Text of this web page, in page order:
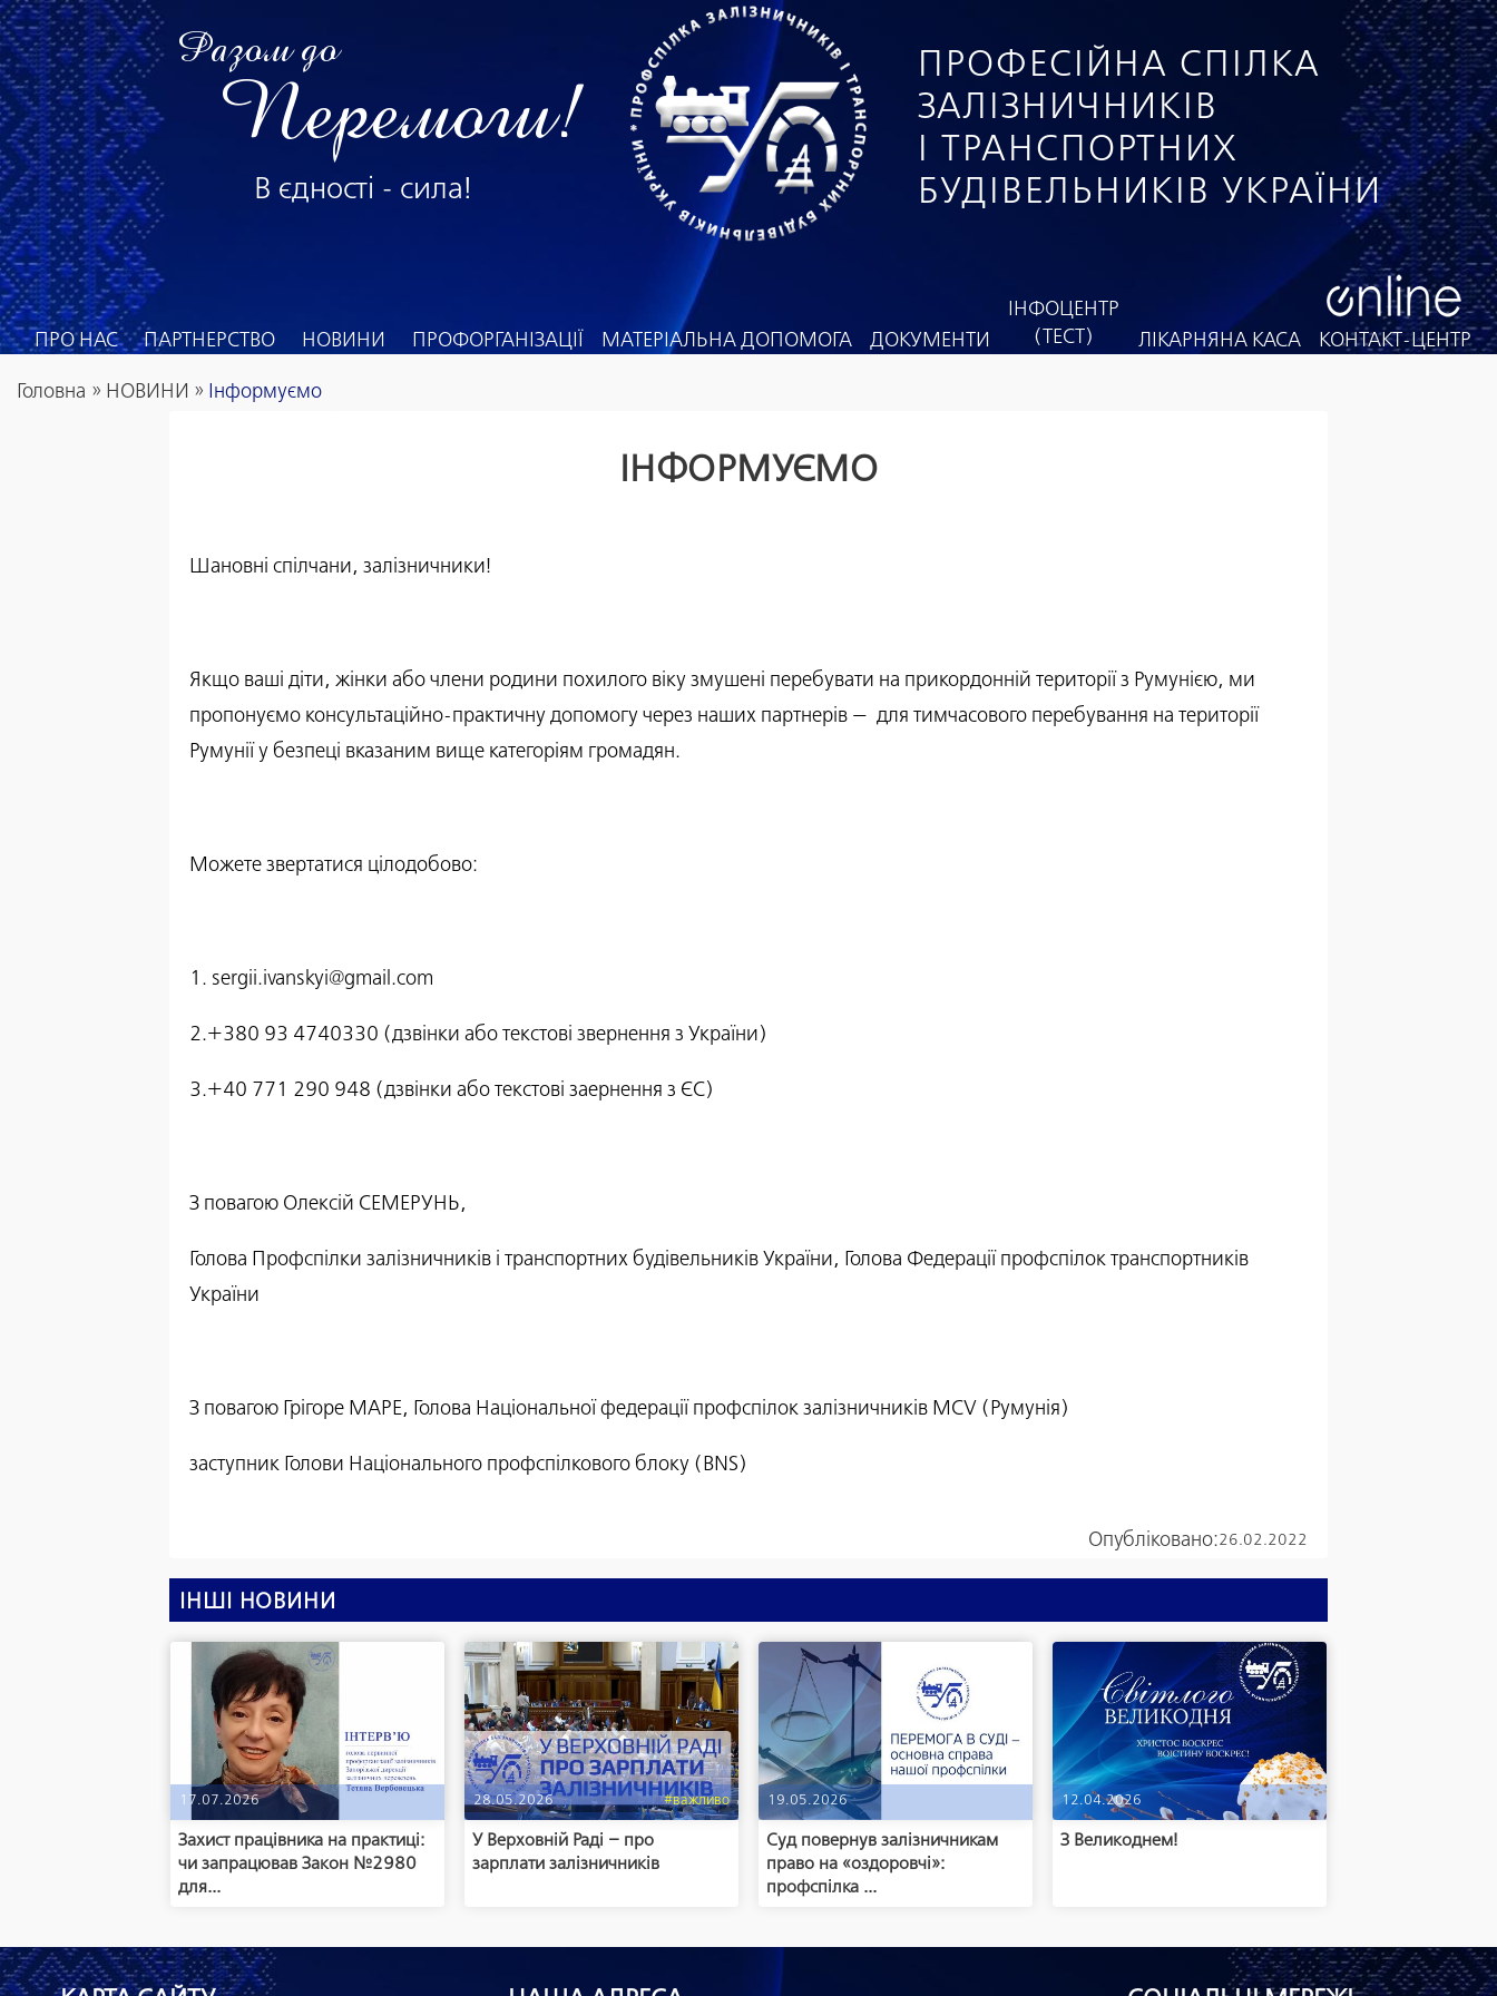
Разом до
Перемоги!
В єдності - сила!
ПРОФЕСІЙНА СПІЛКА
ЗАЛІЗНИЧНИКІВ
І ТРАНСПОРТНИХ
БУДІВЕЛЬНИКІВ УКРАЇНИ
ПРО НАС ПАРТНЕРСТВО НОВИНИ ПРОФОРГАНІЗАЦІЇ МАТЕРІАЛЬНА ДОПОМОГА ДОКУМЕНТИ
ІНФОЦЕНТР
(ТЕСТ)
ЛІКАРНЯНА КАСА КОНТАКТ-ЦЕНТР
Головна » НОВИНИ » Інформуємо
ІНФОРМУЄМО
Шановні спілчани, залізничники!
Якщо ваші діти, жінки або члени родини похилого віку змушені перебувати на прикордонній території з Румунією, ми
пропонуємо консультаційно-практичну допомогу через наших партнерів — для тимчасового перебування на території
Румунії у безпеці вказаним вище категоріям громадян.
Можете звертатися цілодобово:
1. sergii.ivanskyi@gmail.com
2.+380 93 4740330 (дзвінки або текстові звернення з України)
3.+40 771 290 948 (дзвінки або текстові заернення з ЄС)
З повагою Олексій СЕМЕРУНЬ,
Голова Профспілки залізничників і транспортних будівельників України, Голова Федерації профспілок транспортників
України
З повагою Грігоре МАРЕ, Голова Національної федерації профспілок залізничників MCV (Румунія)
заступник Голови Національного профспілкового блоку (BNS)
Опубліковано:26.02.2022
ІНШІ НОВИНИ
17.07.2026
Захист працівника на практиці:
чи запрацював Закон №2980
для...
28.05.2026 #важливо
У Верховній Раді – про
зарплати залізничників
19.05.2026
Суд повернув залізничникам
право на «оздоровчі»:
профспілка ...
12.04.2026
З Великоднем!